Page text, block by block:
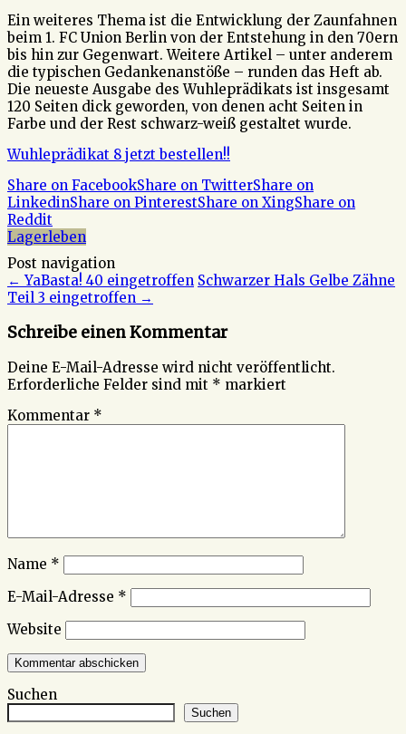
Ein weiteres Thema ist die Entwicklung der Zaunfahnen
beim 1. FC Union Berlin von der Entstehung in den 70ern
bis hin zur Gegenwart. Weitere Artikel – unter anderem
die typischen Gedankenanstöße – runden das Heft ab.
Die neueste Ausgabe des Wuhleprädikats ist insgesamt
120 Seiten dick geworden, von denen acht Seiten in
Farbe und der Rest schwarz-weiß gestaltet wurde.
Wuhleprädikat 8 jetzt bestellen!!
Share on FacebookShare on TwitterShare on
LinkedinShare on PinterestShare on XingShare on
Reddit
Lagerleben
Post navigation
← YaBasta! 40 eingetroffen Schwarzer Hals Gelbe Zähne
Teil 3 eingetroffen →
Schreibe einen Kommentar
Deine E-Mail-Adresse wird nicht veröffentlicht.
Erforderliche Felder sind mit * markiert
Kommentar *
Name *
E-Mail-Adresse *
Website
Suchen
Suchen